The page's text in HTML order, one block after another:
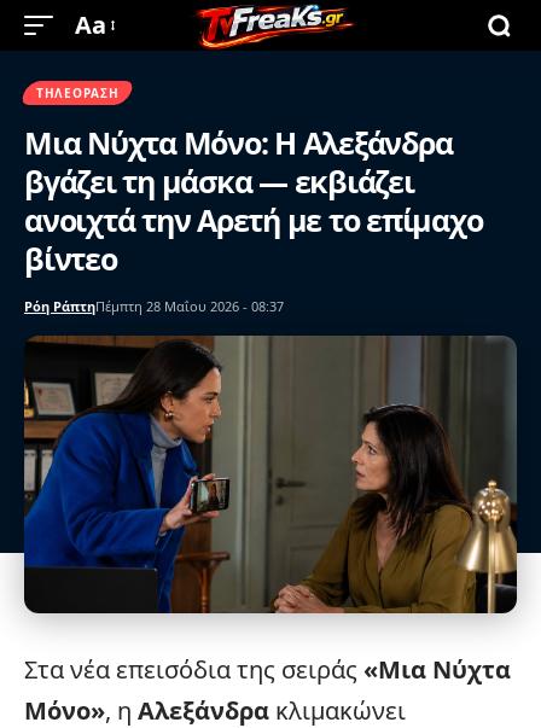
Aa
ΤΗΛΕΌΡΑΣΗ
Μια Νύχτα Μόνο: Η Αλεξάνδρα
βγάζει τη μάσκα — εκβιάζει
ανοιχτά την Αρετή με το επίμαχο
βίντεο
Ρόη ΡάπτηΠέμπτη 28 Μαΐου 2026 - 08:37
Στανέα επεισόδιατης σειράς «Μια Νύχτα
Μόνο», η Αλεξάνδρα κλιμακώνει